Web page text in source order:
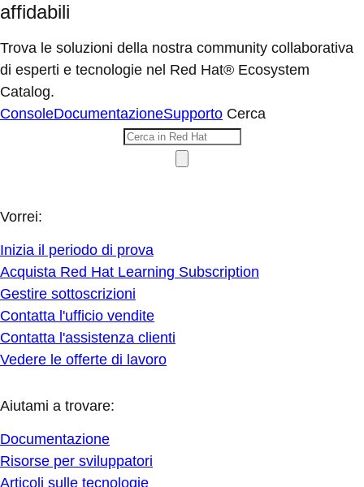
affidabili
Trova le soluzioni della nostra community collaborativa
di esperti e tecnologie nel Red Hat® Ecosystem
Catalog.
ConsoleDocumentazioneSupporto Cerca
Vorrei:
Inizia il periodo di prova
Acquista Red Hat Learning Subscription
Gestire sottoscrizioni
Contatta l'ufficio vendite
Contatta l'assistenza clienti
Vedere le offerte di lavoro
Aiutami a trovare:
Documentazione
Risorse per sviluppatori
Articoli sulle tecnologie